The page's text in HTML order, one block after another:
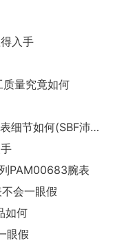
入手
量究竟如何
VS厂沛纳海庐米诺系列1279复刻手表细节如何(SBF沛纳海手表哪里买)
PAM00683腕表
会一眼假
如何
眼假